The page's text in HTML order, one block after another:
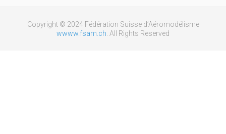
Copyright © 2024 Fédération Suisse d’Aéromodélisme
wwww.fsam.ch . All Rights Reserved